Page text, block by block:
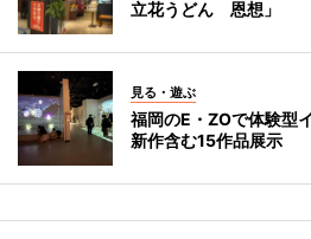
立花うどん 恩想」
見る・遊ぶ
福岡のE・ZOで体験型
新作含む15作品展示